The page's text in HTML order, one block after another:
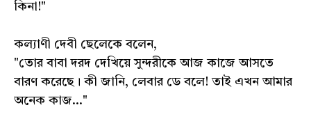
কিনা!"
কল্যাণী দেবী ছেলেকে বলেন,
"তোর বাবা দরদ দেখিয়ে সুন্দরীকে আজ কাজে আসতে
বারণ করেছে। কী জানি, লেবার ডে বলে! তাই এখন আমার
অনেক কাজ..."